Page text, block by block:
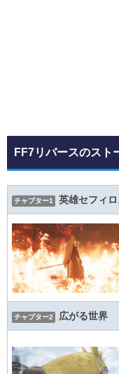
FF7リバースのスト
チャプター1 英雄セフィロ
チャプター2 広がる世界